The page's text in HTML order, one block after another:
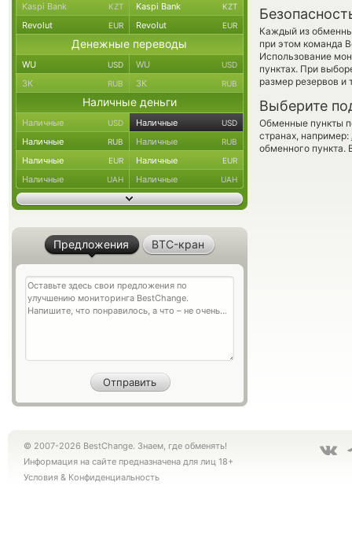
Каждый из
при этом команда
Использование
пунктах. При
размер резервов и
Выберите
Обменные пункты
странах, например:
обменного пункта.
Kaspi Bank KZT Kaspi Bank KZT
Revolut EUR Revolut EUR
Денежные переводы
WU USD WU USD
ЗК RUB ЗК RUB
Наличные деньги
Наличные USD Наличные USD
Наличные RUB Наличные RUB
Наличные EUR Наличные EUR
Наличные UAH Наличные UAH
Предложения BTC-кран
© 2007-2026 BestChange. Знаем, где обменять!
Информация на сайте предназначена для лиц 18+
Условия & Конфиденциальность